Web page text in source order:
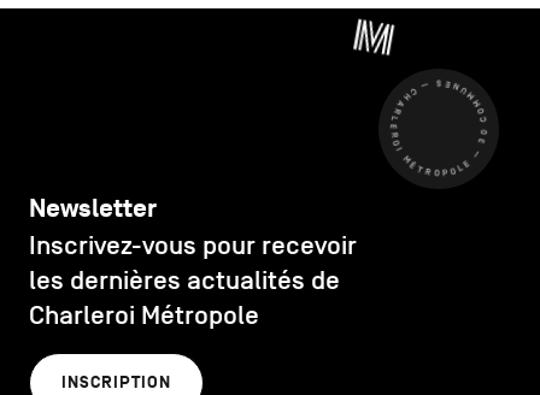
CHARLEROI MÉTROPOLE — 30 COMMUNES —
Newsletter
Inscrivez-vous pour recevoir
les dernières actualités de
Charleroi Métropole
INSCRIPTION